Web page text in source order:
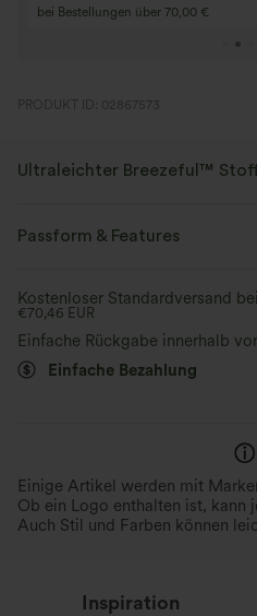
Kaufen Sie 4 für 3, kaufen Sie 8 für 6
PRODUKT ID: 02867573
Ultraleichter Breezeful™
schnell trocknet, um zusätzlichen
Ultraleichtgewicht
Passform & Features
Innenshorts flacher Bund
Schlitz-Design überziehen
mit hohem Bund Trapez
Kostenloser Standardversand
€70,46 EUR
Einfache Rückgabe innerhalb
Einfache Bezahlung
Einige Artikel werden mit
Ob ein Logo enthalten ist, kann
Auch Stil und Farben können
Inspiration